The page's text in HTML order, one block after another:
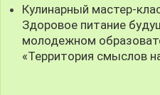
Кулинарный мастер-
Здоровое питание
молодежном
«Территория смыслов